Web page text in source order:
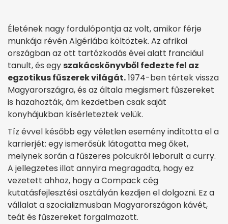
Életének nagy fordulópontja az volt, amikor férje
munkája révén Algériába költöztek. Az afrikai
országban az ott tartózkodás évei alatt franciául
tanult, és egy szakácskönyvből fedezte fel az
egzotikus fűszerek világát.1974-ben tértek vissza
Magyarországra, és az általa megismert fűszereket
is hazahozták, ám kezdetben csak saját
konyhájukban kísérleteztek velük.
Tíz évvel később egy véletlen esemény indította el a
karrierjét: egy ismerősük látogatta meg őket,
melynek során a fűszeres polcukról leborult a curry.
A jellegzetes illat annyira megragadta, hogy ez
vezetett ahhoz, hogy a Compack cég
kutatásfejlesztési osztályán kezdjen el dolgozni. Ez a
vállalat a szocializmusban Magyarországon kávét,
teát és fűszereket forgalmazott.